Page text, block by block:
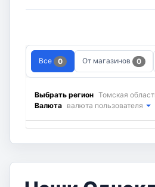
Все 0 От магазинов 0
Выбрать регион Томская
Валюта валюта пользователя